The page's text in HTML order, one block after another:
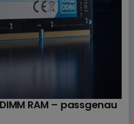
RAM – passgenau